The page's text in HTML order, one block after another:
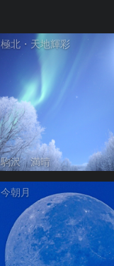
極北・天地輝彩
駒沢 満晴
今朝月